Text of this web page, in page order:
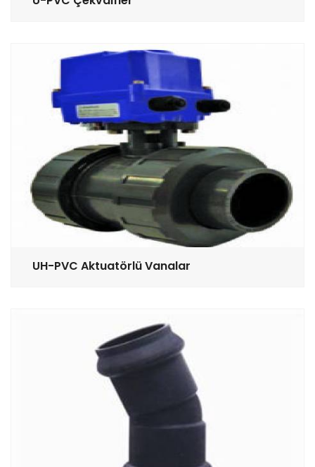
UH-PVC Aktuatörlü Vanalar